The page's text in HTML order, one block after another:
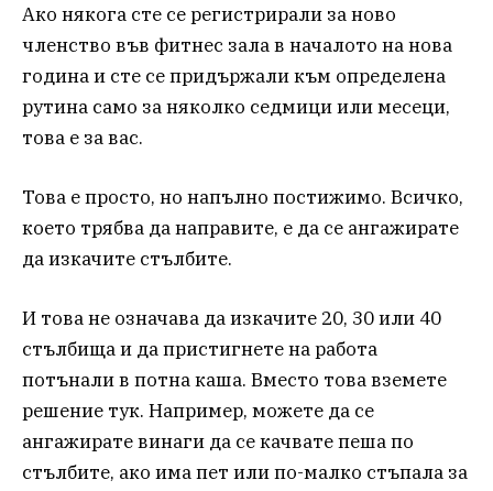
Ако някога сте се регистрирали за ново
членство във фитнес зала в началото на нова
година и сте се придържали към определена
рутина само за няколко седмици или месеци,
това е за вас.
Това е просто, но напълно постижимо. Всичко,
което трябва да направите, е да се ангажирате
да изкачите стълбите.
И това не означава да изкачите 20, 30 или 40
стълбища и да пристигнете на работа
потънали в потна каша. Вместо това вземете
решение тук. Например, можете да се
ангажирате винаги да се качвате пеша по
стълбите, ако има пет или по-малко стъпала за